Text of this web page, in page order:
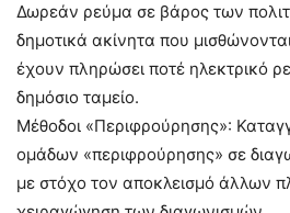
Δωρεάν ρεύμα σε βάρος των
δημοτικά ακίνητα που
έχουν πληρώσει ποτέ ηλεκτρικό
δημόσιο ταμείο.
Μέθοδοι «Περιφρούρησης»:
ομάδων «περιφρούρησης» σε
με στόχο τον αποκλεισμό άλλων